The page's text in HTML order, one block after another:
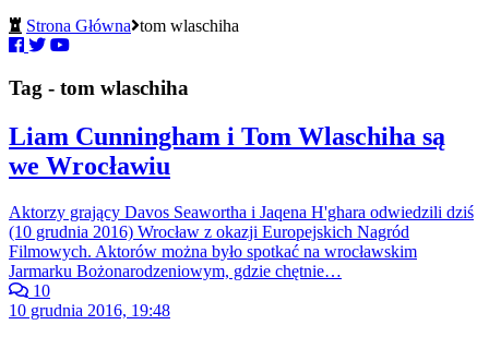
Strona Główna tom wlaschiha
Tag - tom wlaschiha
Liam Cunningham i Tom Wlaschiha są
we Wrocławiu
Aktorzy grający Davos Seawortha i Jaqena H'ghara odwiedzili dziś
(10 grudnia 2016) Wrocław z okazji Europejskich Nagród
Filmowych. Aktorów można było spotkać na wrocławskim
Jarmarku Bożonarodzeniowym, gdzie chętnie…
10
10 grudnia 2016, 19:48